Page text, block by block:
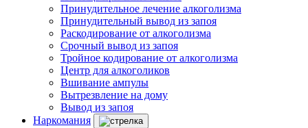
Принудительное лечение алкоголизма
Принудительный вывод из запоя
Раскодирование от алкоголизма
Срочный вывод из запоя
Тройное кодирование от алкоголизма
Центр для алкоголиков
Вшивание ампулы
Вытрезвление на дому
Вывод из запоя
Наркомания